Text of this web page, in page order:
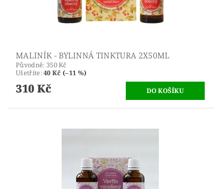
MALINÍK - BYLINNÁ TINKTURA 2X50ML
Původně: 350 Kč
Ušetříte:40 Kč (–11 %)
310 Kč